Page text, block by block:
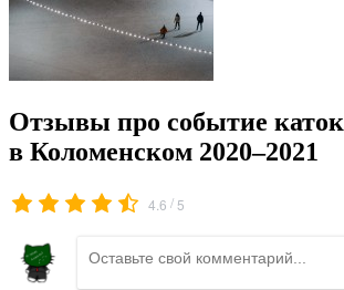
Отзывы про событие каток
в Коломенском 2020–2021
4.6 / 5